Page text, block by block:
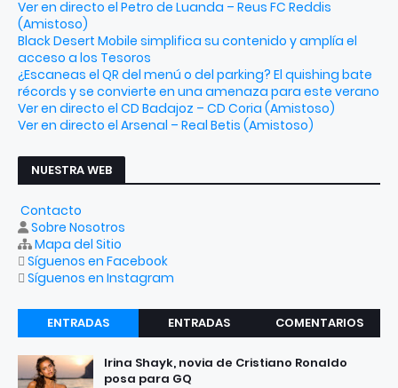
Ver en directo el Petro de Luanda – Reus FC Reddis
(Amistoso)
Black Desert Mobile simplifica su contenido y amplía el
acceso a los Tesoros
¿Escaneas el QR del menú o del parking? El quishing bate
récords y se convierte en una amenaza para este verano
Ver en directo el CD Badajoz – CD Coria (Amistoso)
Ver en directo el Arsenal – Real Betis (Amistoso)
NUESTRA WEB
Contacto
Sobre Nosotros
Mapa del Sitio
Síguenos en Facebook
Síguenos en Instagram
ENTRADAS
RECIENTES
ENTRADAS
COMENTARIOS
Irina Shayk, novia de Cristiano Ronaldo
posa para GQ